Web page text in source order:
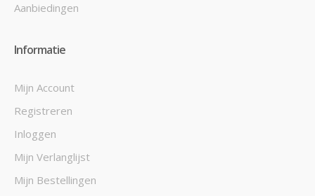
Aanbiedingen
Informatie
Mijn Account
Registreren
Inloggen
Mijn Verlanglijst
Mijn Bestellingen